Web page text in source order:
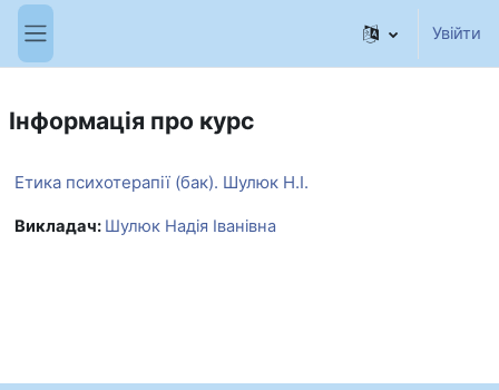
Перейти до головного вмісту
Бокова панель
Увійти
Інформація про курс
Етика психотерапії (бак). Шулюк Н.І.
Викладач: Шулюк Надія Іванівна